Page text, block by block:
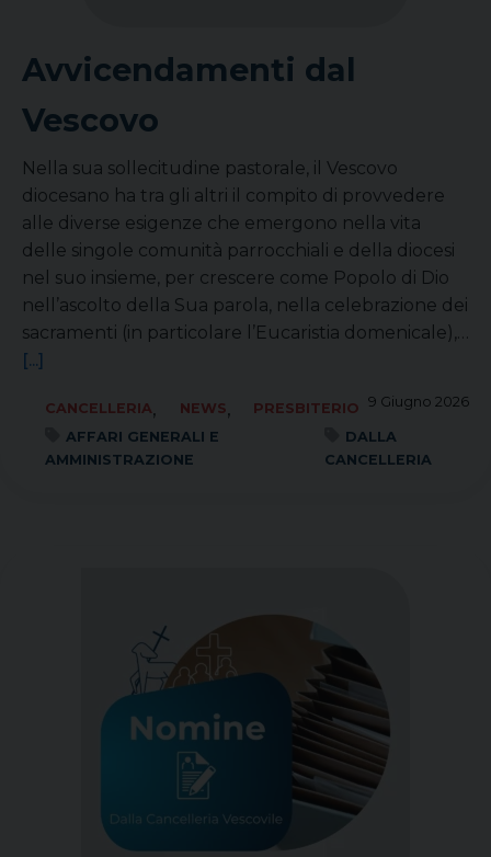
Avvicendamenti dal
Vescovo
Nella sua sollecitudine pastorale, il Vescovo
diocesano ha tra gli altri il compito di provvedere
alle diverse esigenze che emergono nella vita
delle singole comunità parrocchiali e della diocesi
nel suo insieme, per crescere come Popolo di Dio
nell’ascolto della Sua parola, nella celebrazione dei
sacramenti (in particolare l’Eucaristia domenicale),…
[...]
9 Giugno 2026
CANCELLERIA, NEWS,
PRESBITERIO
AFFARI GENERALI E
AMMINISTRAZIONE
DALLA
CANCELLERIA